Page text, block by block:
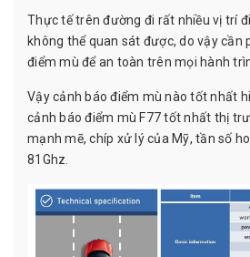
Thực tế trên đường đi rất nhiều vị trí
không thể quan sát được, do vậy cần
điểm mù để an toàn trên mọi hành
Vậy cảnh báo điểm mù nào tốt nhất
cảnh báo điểm mù F77 tốt nhất thị
mạnh mẽ, chíp xử lý của Mỹ, tần số
81Ghz.